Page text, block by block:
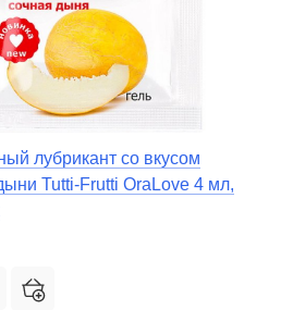
лубрикант со вкусом
Tutti-Frutti OraLove 4 мл,